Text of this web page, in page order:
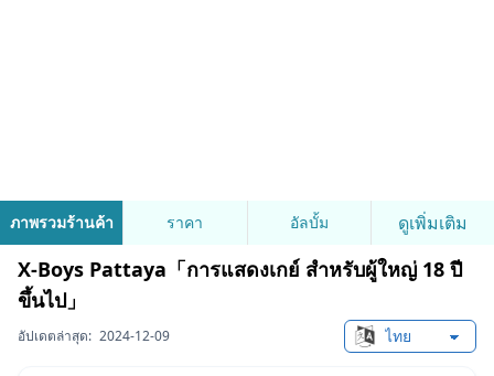
ภาพรวมร้านค้า ราคา อัลบั้ม ดูเพิ่มเติม
X-Boys Pattaya「การแสดงเกย์ สำหรับผู้ใหญ่ 18 ปี
ขึ้นไป」
อัปเดตล่าสุด: 2024-12-09
Change